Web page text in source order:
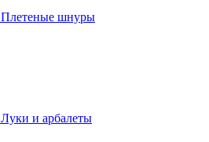
Плетеные шнуры
Луки и арбалеты